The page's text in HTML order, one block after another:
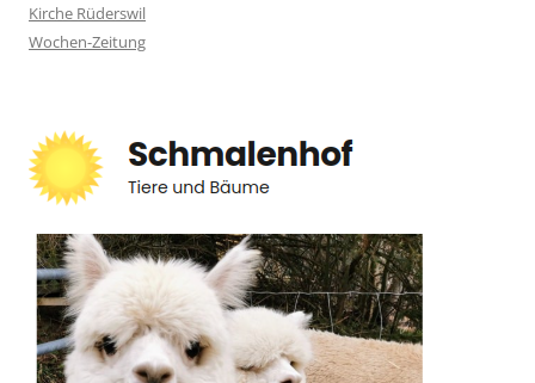
Kirche Rüderswil
Wochen-Zeitung